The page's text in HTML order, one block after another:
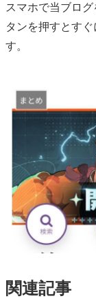
スマホで当ブロ
タンを押すとす
す。
関連記事